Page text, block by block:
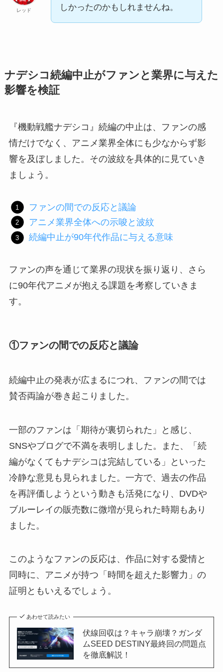
レッド しかったのかもしれませんね。
ナデシコ続編中止がファンと業界に与えた
影響を検証
『機動戦艦ナデシコ』続編の中止は、ファンの感
情だけでなく、アニメ業界全体にも少なからず影
響を及ぼしました。その波紋を具体的に見ていき
ましょう。
ファンの間での反応と議論
アニメ業界全体への示唆と波紋
続編中止が90年代作品に与える意味
ファンの声を通じて業界の現状を振り返り、さら
に90年代アニメが抱える課題を考察していきま
す。
①ファンの間での反応と議論
続編中止の発表が広まるにつれ、ファンの間では
賛否両論が巻き起こりました。
一部のファンは「期待が裏切られた」と感じ、
SNSやブログで不満を表明しました。また、「続
編がなくてもナデシコは完結している」といった
冷静な意見も見られました。一方で、過去の作品
を再評価しようという動きも活発になり、DVDや
ブルーレイの販売数に微増が見られた時期もあり
ました。
このようなファンの反応は、作品に対する愛情と
同時に、アニメが持つ「時間を超えた影響力」の
証明ともいえるでしょう。
あわせて読みたい
伏線回収は？キャラ崩壊？ガンダ
ムSEED DESTINY最終回の問題点
を徹底解説！